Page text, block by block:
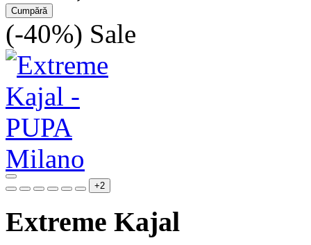
Cumpără
(-40%) Sale
+2
Extreme Kajal